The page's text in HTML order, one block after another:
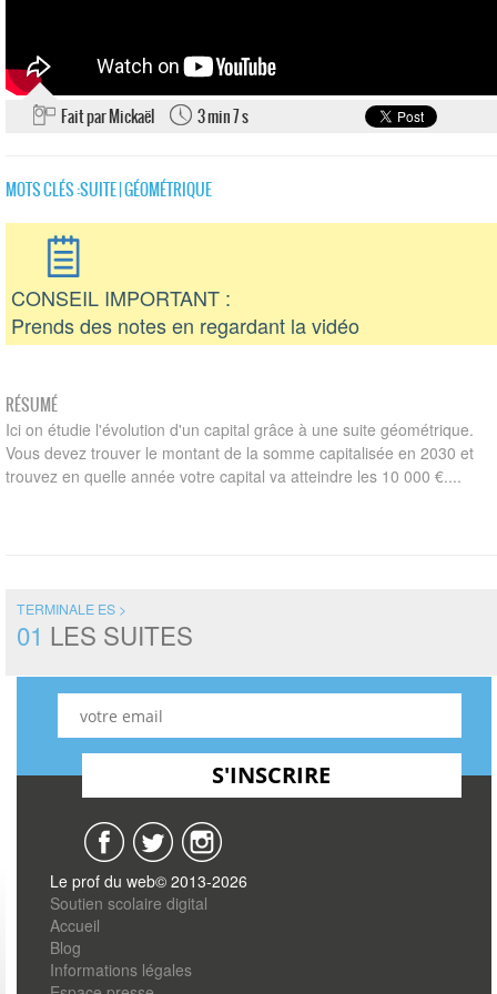
Fait par Mickaël 3 min 7 s
MOTS CLÉS :SUITE|GÉOMÉTRIQUE
CONSEIL IMPORTANT :
Prends des notes en regardant la vidéo
RÉSUMÉ
Ici on étudie l'évolution d'un capital grâce à une suite géométrique.
Vous devez trouver le montant de la somme capitalisée en 2030 et
trouvez en quelle année votre capital va atteindre les 10 000 €....
TERMINALE ES >
01 LES SUITES
Le prof du web© 2013-2026
Soutien scolaire digital
Accueil
Blog
Informations légales